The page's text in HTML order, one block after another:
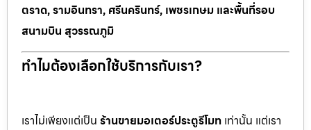
ตราด, รามอินทรา, ศรีนครินทร์, เพชรเกษม และพื้นที่รอบ
สนามบิน สุวรรณภูมิ
ทำไมต้องเลือกใช้บริการกับเรา?
เราไม่เพียงแต่เป็น ร้านขายมอเตอร์ประตูรีโมท เท่านั้น แต่เรา